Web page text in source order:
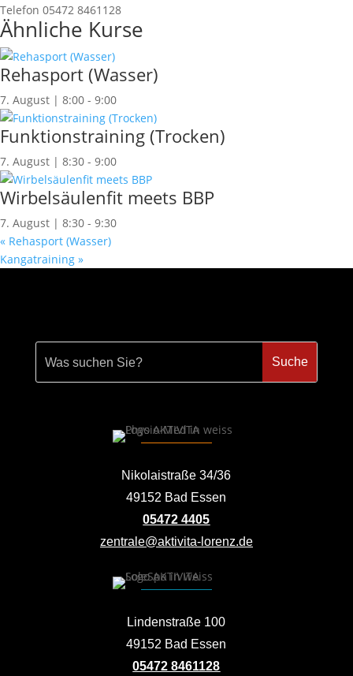
Telefon 05472 8461128
Ähnliche Kurse
Rehasport (Wasser)
7. August | 8:00 - 9:00
Funktionstraining (Trocken)
7. August | 8:30 - 9:00
Wirbelsäulenfit meets BBP
7. August | 8:30 - 9:30
« Rehasport (Wasser)
Kangatraining »
Nikolaistraße 34/36
49152 Bad Essen
05472 4405
zentrale@aktivita-lorenz.de
Lindenstraße 100
49152 Bad Essen
05472 8461128